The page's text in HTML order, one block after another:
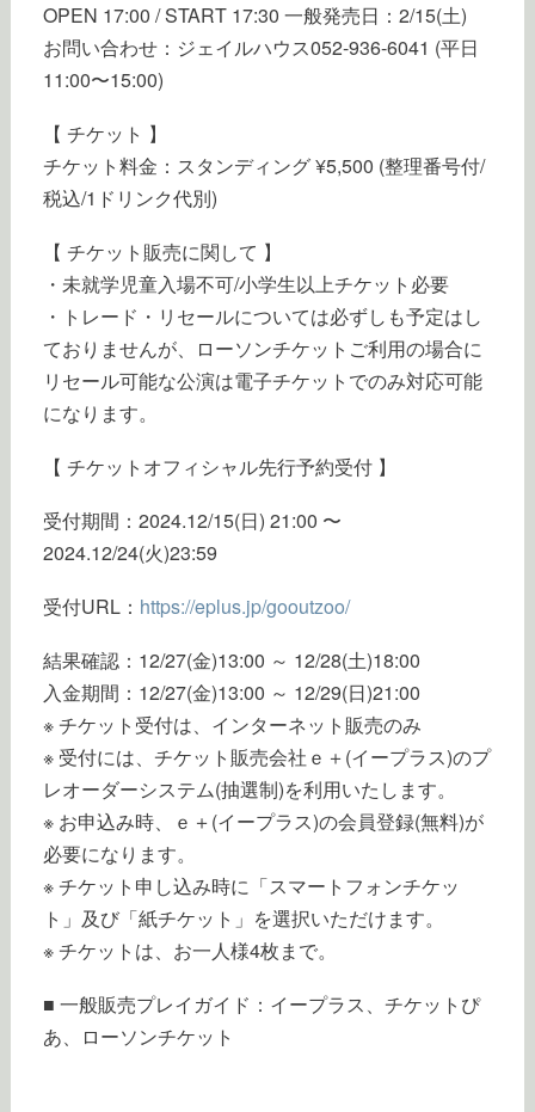
OPEN 17:00 / START 17:30 一般発売日：2/15(土)
お問い合わせ：ジェイルハウス052-936-6041 (平日
11:00〜15:00)
【 チケット 】
チケット料金：スタンディング ¥5,500 (整理番号付/
税込/1ドリンク代別)
【 チケット販売に関して 】
・未就学児童入場不可/小学生以上チケット必要
・トレード・リセールについては必ずしも予定はし
ておりませんが、ローソンチケットご利用の場合に
リセール可能な公演は電子チケットでのみ対応可能
になります。
【 チケットオフィシャル先行予約受付 】
受付期間：2024.12/15(日) 21:00 〜
2024.12/24(火)23:59
受付URL： https://eplus.jp/gooutzoo/
結果確認：12/27(金)13:00 ～ 12/28(土)18:00
入金期間：12/27(金)13:00 ～ 12/29(日)21:00
※ チケット受付は、インターネット販売のみ
※ 受付には、チケット販売会社ｅ＋(イープラス)のプ
レオーダーシステム(抽選制)を利用いたします。
※ お申込み時、ｅ＋(イープラス)の会員登録(無料)が
必要になります。
※ チケット申し込み時に「スマートフォンチケッ
ト」及び「紙チケット」を選択いただけます。
※ チケットは、お一人様4枚まで。
■ 一般販売プレイガイド：イープラス、チケットぴ
あ、ローソンチケット